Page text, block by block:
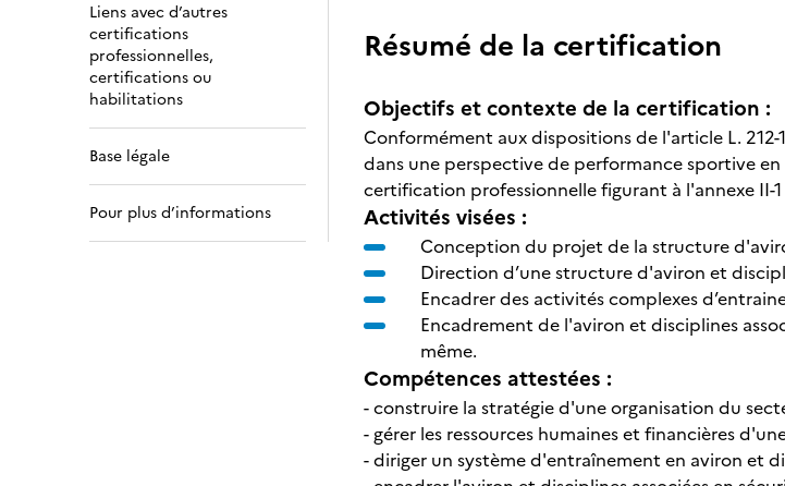
Liens avec d’autres
certifications
professionnelles,
certifications ou
habilitations
Base légale
Pour plus d’informations
Résumé de la certification
Objectifs et contexte de la certification :
Conformément aux dispositions de l'article L.
dans une perspective de performance sportive
certification professionnelle figurant à l'annexe II-
Activités visées :
Conception du projet de la structure
Direction d’une structure d'aviron et
Encadrer des activités complexes
Encadrement de l'aviron et disciplines
même.
Compétences attestées :
- construire la stratégie d'une organisation du
- gérer les ressources humaines et financières
- diriger un système d'entraînement en aviron et